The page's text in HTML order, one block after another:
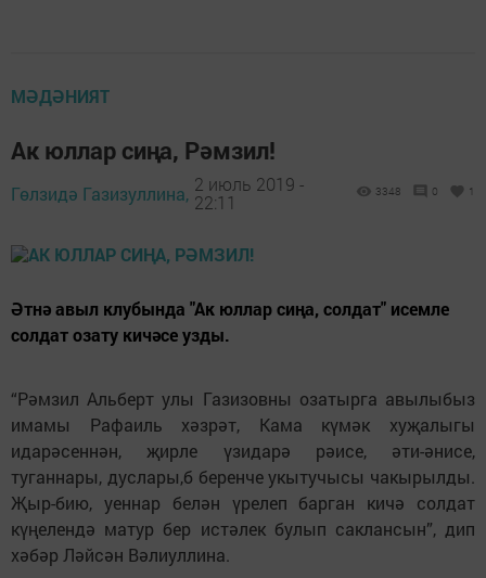
МӘДӘНИЯТ
Ак юллар сиңа, Рәмзил!
Гөлзидә Газизуллина, 2 июль 2019 -
22:11
3348 0 1
Әтнә авыл клубында "Ак юллар сиңа, солдат" исемле
солдат озату кичәсе узды.
“Рәмзил Альберт улы Газизовны озатырга авылыбыз
имамы Рафаиль хәзрәт, Кама күмәк хуҗалыгы
идарәсеннән, җирле үзидарә рәисе, әти-әнисе,
туганнары, дуслары,б беренче укытучысы чакырылды.
Җыр-бию, уеннар белән үрелеп барган кичә солдат
күңелендә матур бер истәлек булып саклансын”, дип
хәбәр Ләйсән Вәлиуллина.